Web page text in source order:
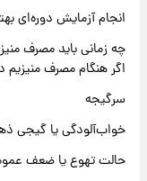
انجام آزمایش دوره‌ای
چه زمانی باید مصرف
اگر هنگام مصرف منیزیم
سرگیجه
خواب‌آلودگی یا گیجی
حالت تهوع یا ضعف